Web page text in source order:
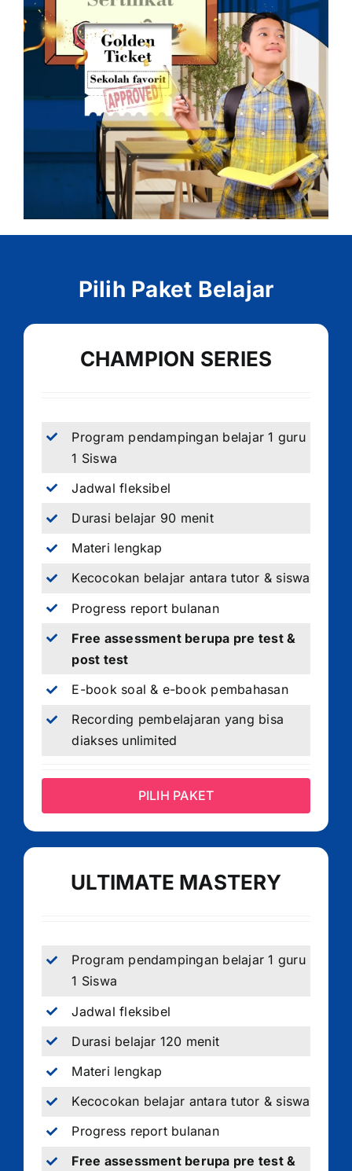
Pilih Paket Belajar
CHAMPION SERIES
Program pendampingan belajar 1 guru
1 Siswa
Jadwal fleksibel
Durasi belajar 90 menit
Materi lengkap
Kecocokan belajar antara tutor & siswa
Progress report bulanan
Free assessment berupa pre test &
post test
E-book soal & e-book pembahasan
Recording pembelajaran yang bisa
diakses unlimited
PILIH PAKET
ULTIMATE MASTERY
Program pendampingan belajar 1 guru
1 Siswa
Jadwal fleksibel
Durasi belajar 120 menit
Materi lengkap
Kecocokan belajar antara tutor & siswa
Progress report bulanan
Free assessment berupa pre test &